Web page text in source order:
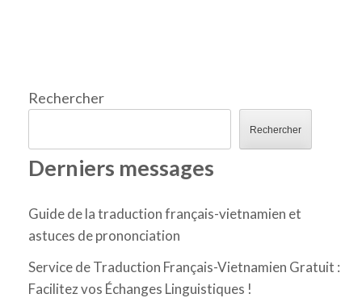
Rechercher
Rechercher
Derniers messages
Guide de la traduction français-vietnamien et
astuces de prononciation
Service de Traduction Français-Vietnamien Gratuit :
Facilitez vos Échanges Linguistiques !